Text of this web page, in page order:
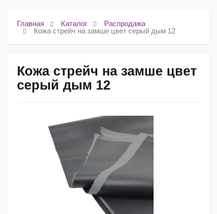
Главная Каталог
Распродажа
Кожа стрейч на замше цвет серый дым 12
Кожа стрейч на замше цвет
серый дым 12